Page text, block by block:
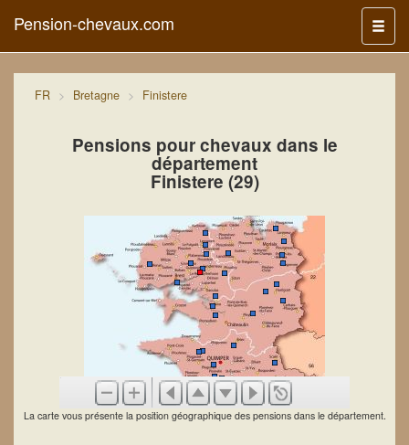
Menu
Pension-chevaux.com
FR Bretagne Finistere
Pensions pour chevaux dans le
département
Finistere (29)
La carte vous présente la position géographique des pensions dans le département.